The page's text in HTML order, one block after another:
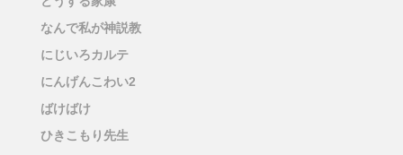
なんで私が神説教
にじいろカルテ
にんげんこわい2
ばけばけ
ひきこもり先生